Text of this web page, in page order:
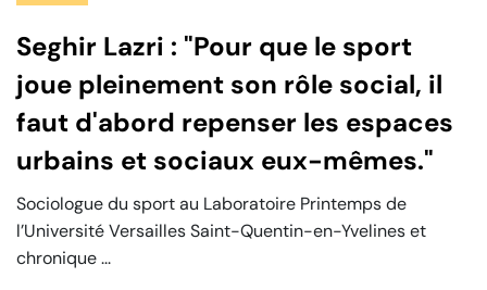
Seghir Lazri : "Pour que le sport
joue pleinement son rôle social, il
faut d'abord repenser les espaces
urbains et sociaux eux-mêmes."
Sociologue du sport au Laboratoire Printemps de
l’Université Versailles Saint-Quentin-en-Yvelines et
chronique ...